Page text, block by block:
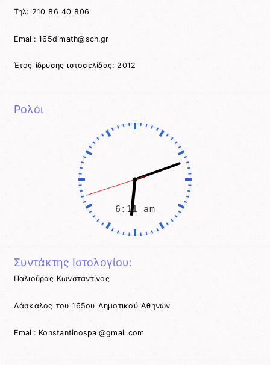
Τηλ: 210 86 40 806
Email: 165dimath@sch.gr
Έτος ίδρυσης ιστοσελίδας: 2012
Ρολόι
Συντάκτης Ιστολογίου:
Παλιούρας Κωνσταντίνος
Δάσκαλος του 165ου Δημοτικού Αθηνών
Email: Konstantinospal@gmail.com